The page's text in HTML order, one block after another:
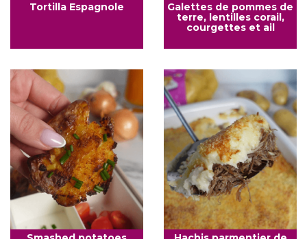
Tortilla Espagnole
Galettes de pommes de
terre, lentilles corail,
courgettes et ail